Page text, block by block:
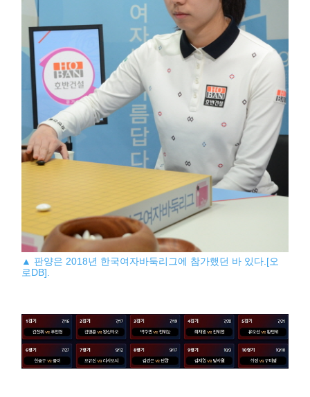
▲ 판양은 2018년 한국여자바둑리그에 참가했던 바 있다.[오
로DB].